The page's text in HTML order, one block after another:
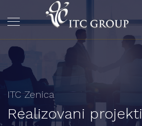
ITC Zenica
Realizovani projekti